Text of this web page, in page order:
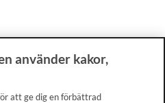
använder kakor,
att ge dig en förbättrad